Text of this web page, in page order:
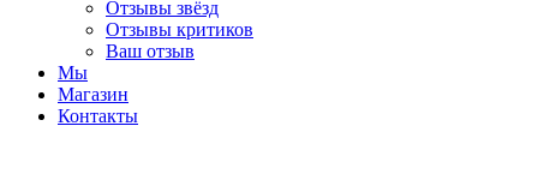
Отзывы звёзд
Отзывы критиков
Ваш отзыв
Мы
Магазин
Контакты